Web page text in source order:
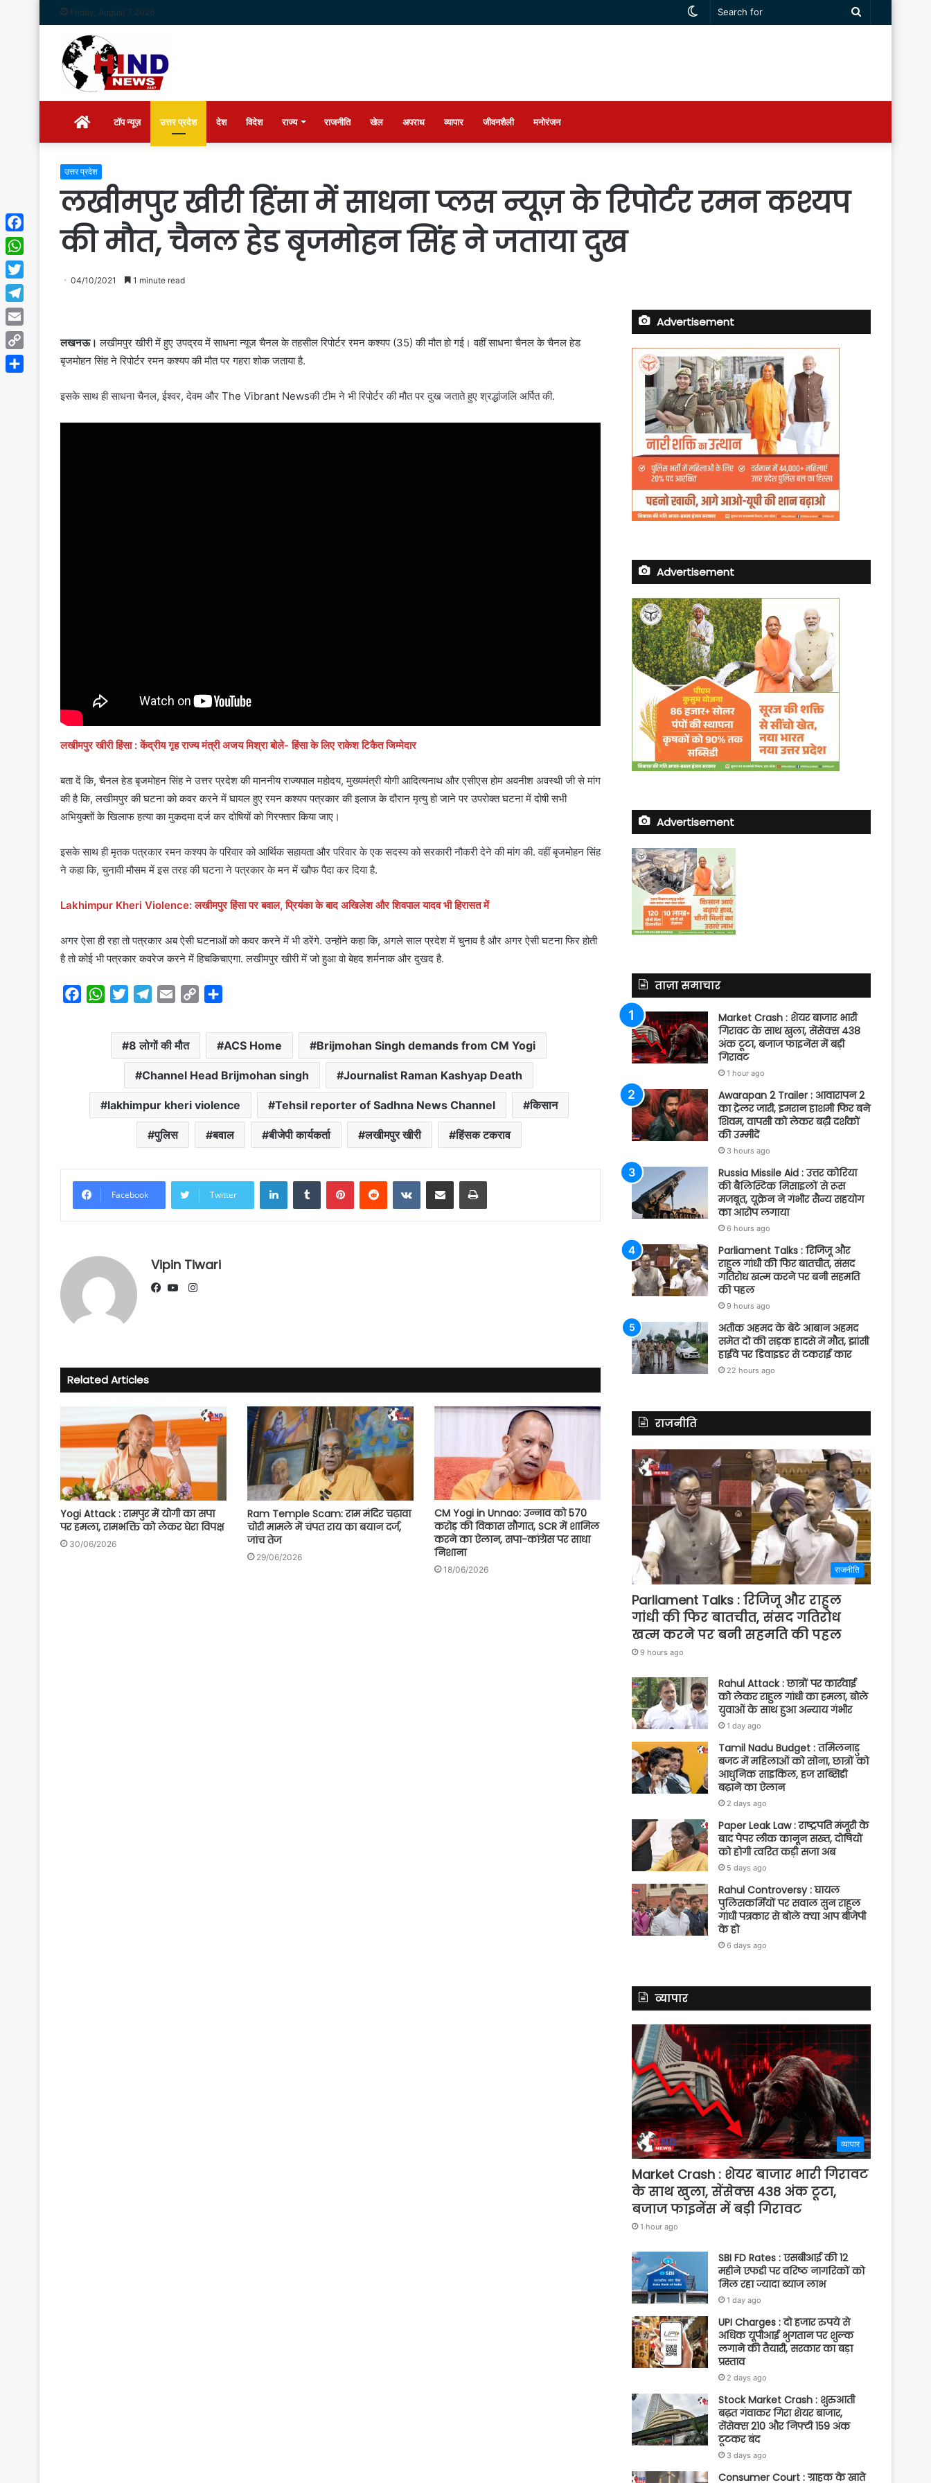
Friday, August 7 2026
Search
Switch
Homeटॉप न्यूज़ उत्तर प्रदेश देश विदेश राज्य राजनीति खेल अपराध व्यापार जीवनशैली मनोरंजन
उत्तर प्रदेश
लखीमपुर खीरी हिंसा में साधना प्लस न्यूज़ के रिपोर्टर रमन कश्यप
की मौत, चैनल हेड बृजमोहन सिंह ने जताया दुख
04/10/2021 1 minute read
लखनऊ।लखीमपुर खीरी में हुए उपद्रव में साधना न्यूज चैनल के तहसील रिपोर्टर रमन कश्यप (35) की मौत हो गई। वहीं साधना चैनल के चैनल हेड
बृजमोहन सिंह ने रिपोर्टर रमन कश्यप की मौत पर गहरा शोक जताया है.
इसके साथ ही साधना चैनल, ईश्वर, देवम और The Vibrant Newsकी टीम ने भी रिपोर्टर की मौत पर दुख जताते हुए श्रद्धांजलि अर्पित की.
लखीमपुर खीरी हिंसा : केंद्रीय गृह राज्य मंत्री अजय मिश्रा बोले- हिंसा के लिए राकेश टिकैत जिम्मेदार
बता दें कि, चैनल हेड बृजमोहन सिंह ने उत्तर प्रदेश की माननीय राज्यपाल महोदय, मुख्यमंत्री योगी आदित्यनाथ और एसीएस होम अवनीश अवस्थी जी से मांग
की है कि, लखीमपुर की घटना को कवर करने में घायल हुए रमन कश्यप पत्रकार की इलाज के दौरान मृत्यु हो जाने पर उपरोक्त घटना में दोषी सभी
अभियुक्तों के खिलाफ हत्या का मुकदमा दर्ज कर दोषियों को गिरफ्तार किया जाए।
इसके साथ ही मृतक पत्रकार रमन कश्यप के परिवार को आर्थिक सहायता और परिवार के एक सदस्य को सरकारी नौकरी देने की मांग की. वहीं बृजमोहन सिंह
ने कहा कि, चुनावी मौसम में इस तरह की घटना ने पत्रकार के मन में खौफ पैदा कर दिया है.
Lakhimpur Kheri Violence: लखीमपुर हिंसा पर बवाल, प्रियंका के बाद अखिलेश और शिवपाल यादव भी हिरासत में
अगर ऐसा ही रहा तो पत्रकार अब ऐसी घटनाओं को कवर करने में भी डरेंगे. उन्होंने कहा कि, अगले साल प्रदेश में चुनाव है और अगर ऐसी घटना फिर होती
है तो कोई भी पत्रकार कवरेज करने में हिचकिचाएगा. लखीमपुर खीरी में जो हुआ वो बेहद शर्मनाक और दुखद है.
W
p
p
i
t
t
e
r
l
e
g
r
a
m
a
i
l
p
L
i
n
k
a
r
e
8 लोगों की मौत ACS Home Brijmohan Singh demands from CM Yogi
Channel Head Brijmohan singh Journalist Raman Kashyap Death
lakhimpur kheri violence Tehsil reporter of Sadhna News Channel किसान
पुलिस बवाल बीजेपी कार्यकर्ता लखीमपुर खीरी हिंसक टकराव
Facebook Twitter
LinkedInTumblr PinterestReddit VKontakteShare via Email Print
Vipin Tiwari
Instagram
Related Articles
Yogi Attack : रामपुर में योगी का सपा
पर हमला, रामभक्ति को लेकर घेरा विपक्ष
30/06/2026
Ram Temple Scam: राम मंदिर चढ़ावा
चोरी मामले में चंपत राय का बयान दर्ज,
जांच तेज
29/06/2026
CM Yogi in Unnao: उन्नाव को 570
करोड़ की विकास सौगात, SCR में शामिल
करने का ऐलान, सपा-कांग्रेस पर साधा
निशाना
18/06/2026
Advertisement
Advertisement
Advertisement
ताज़ा समाचार
Market Crash : शेयर बाजार भारी
गिरावट के साथ खुला, सेंसेक्स 438
अंक टूटा, बजाज फाइनेंस में बड़ी
गिरावट
1 hour ago
Awarapan 2 Trailer : आवारापन 2
का ट्रेलर जारी, इमरान हाशमी फिर बने
शिवम, वापसी को लेकर बढ़ी दर्शकों
की उम्मीदें
3 hours ago
Russia Missile Aid : उत्तर कोरिया
की बैलिस्टिक मिसाइलों से रूस
मजबूत, यूक्रेन ने गंभीर सैन्य सहयोग
का आरोप लगाया
6 hours ago
Parliament Talks : रिजिजू और
राहुल गांधी की फिर बातचीत, संसद
गतिरोध खत्म करने पर बनी सहमति
की पहल
9 hours ago
अतीक अहमद के बेटे आबान अहमद
समेत दो की सड़क हादसे में मौत, झांसी
हाईवे पर डिवाइडर से टकराई कार
22 hours ago
राजनीति
राजनीति
Parliament Talks : रिजिजू और राहुल
गांधी की फिर बातचीत, संसद गतिरोध
खत्म करने पर बनी सहमति की पहल
9 hours ago
Rahul Attack : छात्रों पर कार्रवाई
को लेकर राहुल गांधी का हमला, बोले
युवाओं के साथ हुआ अन्याय गंभीर
1 day ago
Tamil Nadu Budget : तमिलनाडु
बजट में महिलाओं को सोना, छात्रों को
आधुनिक साइकिल, हज सब्सिडी
बढ़ाने का ऐलान
2 days ago
Paper Leak Law : राष्ट्रपति मंजूरी के
बाद पेपर लीक कानून सख्त, दोषियों
को होगी त्वरित कड़ी सजा अब
5 days ago
Rahul Controversy : घायल
पुलिसकर्मियों पर सवाल सुन राहुल
गांधी पत्रकार से बोले क्या आप बीजेपी
के हो
6 days ago
व्यापार
व्यापार
Market Crash : शेयर बाजार भारी गिरावट
के साथ खुला, सेंसेक्स 438 अंक टूटा,
बजाज फाइनेंस में बड़ी गिरावट
1 hour ago
SBI FD Rates : एसबीआई की 12
महीने एफडी पर वरिष्ठ नागरिकों को
मिल रहा ज्यादा ब्याज लाभ
1 day ago
UPI Charges : दो हजार रुपये से
अधिक यूपीआई भुगतान पर शुल्क
लगाने की तैयारी, सरकार का बड़ा
प्रस्ताव
2 days ago
Stock Market Crash : शुरुआती
बढ़त गंवाकर गिरा शेयर बाजार,
सेंसेक्स 210 और निफ्टी 159 अंक
टूटकर बंद
3 days ago
Consumer Court : ग्राहक के खाते
Facebook
WhatsApp
Twitter
Telegram
Email
Copy
Link